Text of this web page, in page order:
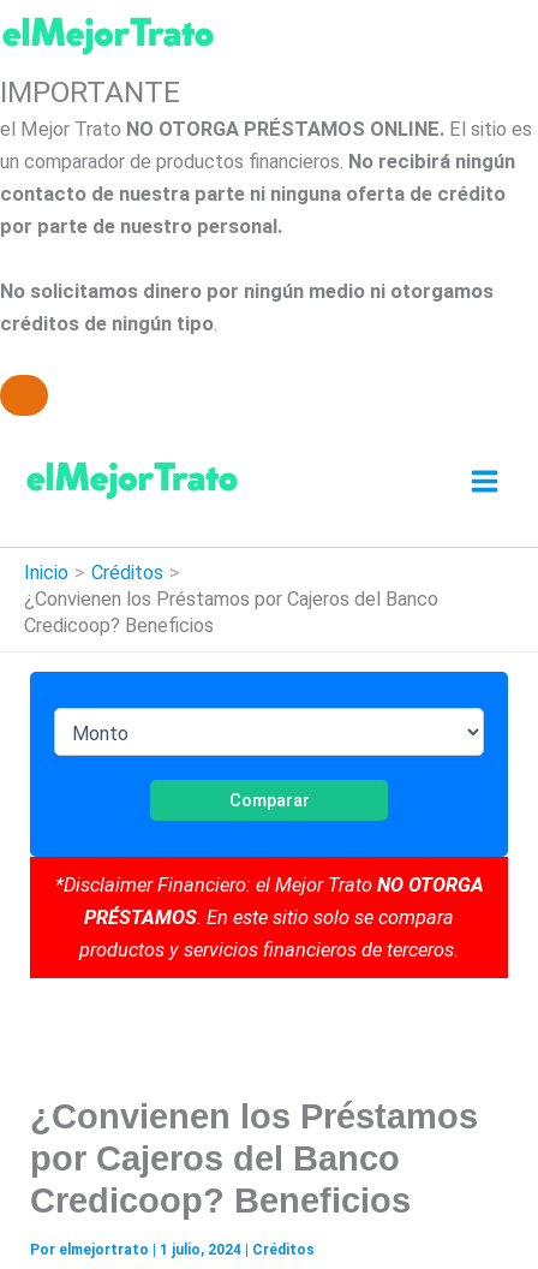
IMPORTANTE
el Mejor Trato NO OTORGA PRÉSTAMOS ONLINE. El sitio es
un comparador de productos financieros. No recibirá ningún
contacto de nuestra parte ni ninguna oferta de crédito
por parte de nuestro personal.
No solicitamos dinero por ningún medio ni otorgamos
créditos de ningún tipo.
contenido
Inicio
Créditos
¿Convienen los Préstamos por Cajeros del Banco
Credicoop? Beneficios
Comparar
*Disclaimer Financiero: el Mejor Trato NO OTORGA
PRÉSTAMOS. En este sitio solo se compara
productos y servicios financieros de terceros.
¿Convienen los Préstamos
por Cajeros del Banco
Credicoop? Beneficios
Por elmejortrato 1 julio, 2024 Créditos